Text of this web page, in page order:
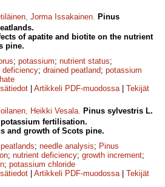
, Jorma Issakainen. Pinus
of apatite and biotite on the nutrient
pine.
; potassium; nutrient status;
deficiency; drained peatland; potassium
Artikkeli PDF-muodossa| Tekijät
, Heikki Vesala. Pinus sylvestris L.
fertilisation.
and growth of Scots pine.
; needle analysis; Pinus
; nutrient deficiency; growth increment;
; potassium chloride
Artikkeli PDF-muodossa| Tekijät